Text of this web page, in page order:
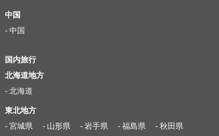
中国
- 中国
国内旅行
北海道地方
- 北海道
東北地方
- 宮城県
- 山形県 - 岩手県 - 福島県
- 秋田県